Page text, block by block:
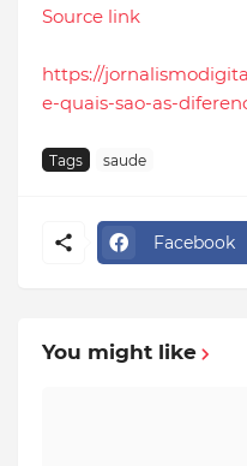
Source link
https://
e-quais-sao-as-
Tags saude
Facebook
You might like